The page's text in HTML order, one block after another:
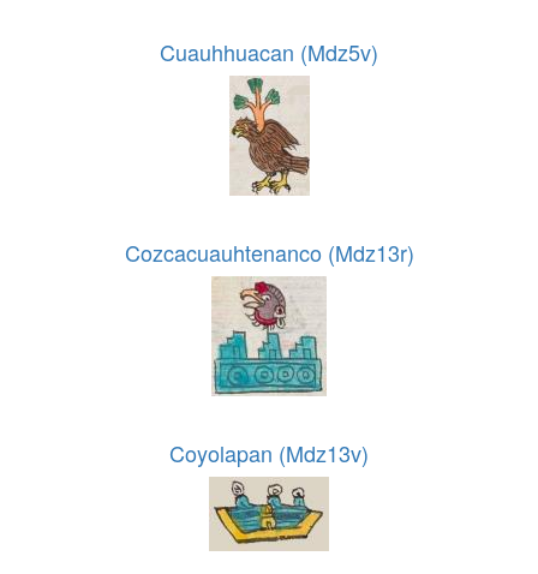
Cuauhhuacan (Mdz5v)
Cozcacuauhtenanco (Mdz13r)
Coyolapan (Mdz13v)